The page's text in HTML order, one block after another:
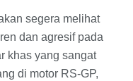
segera melihat
dan agresif pada
khas yang sangat
di motor RS-GP,